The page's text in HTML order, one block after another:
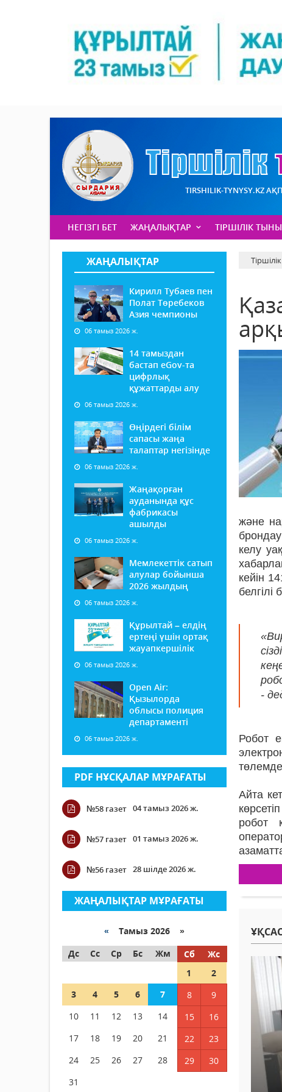
TIRSHILIK-TYNYSY.KZ
НЕГІЗГІ БЕТ ЖАҢАЛЫҚТАР ТІРШІЛІК
ЖАҢАЛЫҚТАР
Кирилл Тубаев пен
Полат Төребеков
Азия чемпионы
06 тамыз 2026 ж.
14 тамыздан
бастап еGov-та
цифрлық
құжаттарды алу
06 тамыз 2026 ж.
Өңірдегі білім
сапасы жаңа
талаптар негізінде
06 тамыз 2026 ж.
Жаңақорған
ауданында құс
фабрикасы
ашылды
06 тамыз 2026 ж.
Мемлекеттік сатып
алулар бойынша
2026 жылдың
06 тамыз 2026 ж.
Құрылтай – елдің
ертеңі үшін ортақ
жауапкершілік
06 тамыз 2026 ж.
Open Air:
Қызылорда
облысы полиция
департаменті
06 тамыз 2026 ж.
PDF НҰСҚАЛАР МҰРАҒАТЫ
№58 газет 04 тамыз 2026 ж.
№57 газет 01 тамыз 2026 ж.
№56 газет 28 шілде 2026 ж.
ЖАҢАЛЫҚТАР МҰРАҒАТЫ
« Тамыз 2026 »
Дс
Сс Ср Бс Жм Сб
Жс
1
2
3
4 5 6 7 8
9
10
11 12 13 14 15
16
17
18 19 20 21 22
23
24
25 26 27 28 29
30
31
және
келу
кейін
-
Робот
Айта
робот